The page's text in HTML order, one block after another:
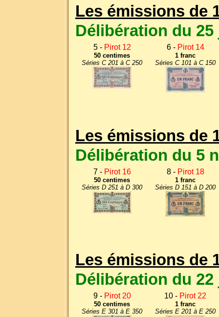
Les émissions de
Délibération du
5 - Pirot 12
50 centimes
Séries C 201 à C 250
6 - Pirot 14
1 franc
Séries C 101 à C 150
Les émissions de
Délibération du 5
7 - Pirot 16
50 centimes
Séries D 251 à D 300
8 - Pirot 18
1 franc
Séries D 151 à D 200
Les émissions de
Délibération du
9 - Pirot 20
50 centimes
Séries E 301 à E 350
10 - Pirot 22
1 franc
Séries E 201 à E 250